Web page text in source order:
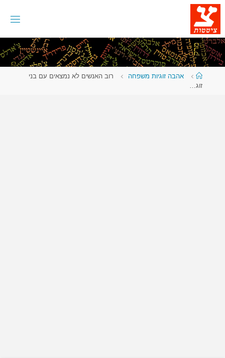
דלגו
לתוכן
עמוד
ראשי
אהבה זוגיות משפחה
רוב האנשים לא נמצאים עם בני
זוג…